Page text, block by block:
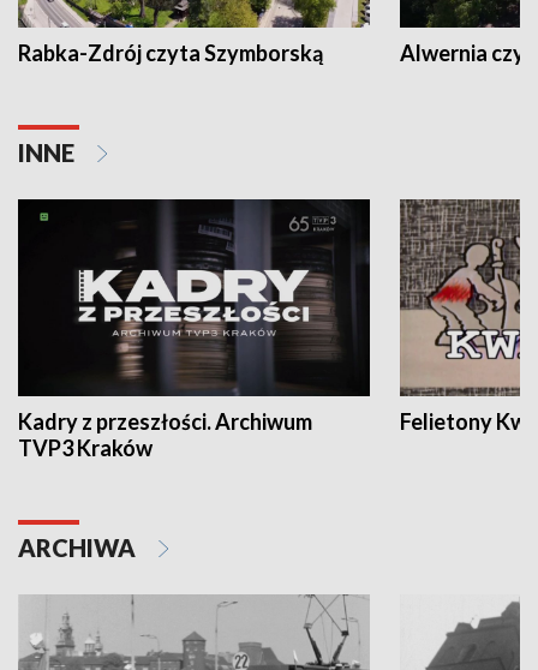
Rabka-Zdrój czyta Szymborską Alwernia
INNE
Kadry z przeszłości. Archiwum
TVP3 Kraków
Felietony
ARCHIWA